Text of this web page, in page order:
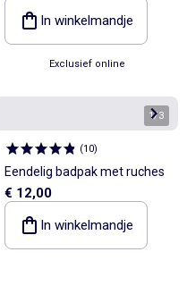
In winkelmandje
Exclusief online
1/3
(10)
Eendelig badpak met ruches
€ 12,00
In winkelmandje